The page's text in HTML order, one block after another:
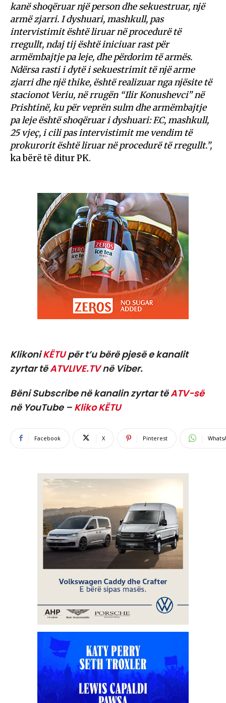
kanë shoqëruar një person dhe sekuestruar, një
armë zjarri. I dyshuari, mashkull, pas
intervistimit është liruar në procedurë të
rregullt, ndaj tij është iniciuar rast për
armëmbajtje pa leje, dhe përdorim të armës.
Ndërsa rasti i dytë i sekuestrimit të një arme
zjarri dhe një thike, është realizuar nga njësite të
stacionot Veriu, në rrugën “Ilir Konushevci” në
Prishtinë, ku për veprën sulm dhe armëmbajtje
pa leje është shoqëruar i dyshuari: F.C, mashkull,
25 vjeç, i cili pas intervistimit me vendim të
prokurorit është liruar në procedurë të rregullt.”,
ka bërë të ditur PK.
KlikoniKËTUpër t’u bërë pjesë e kanalit
zyrtar tëATVLIVE.TVnë Viber.
Bëni Subscribe në kanalin zyrtar tëATV-së
në YouTube – Kliko KËTU
Facebook X Pinterest